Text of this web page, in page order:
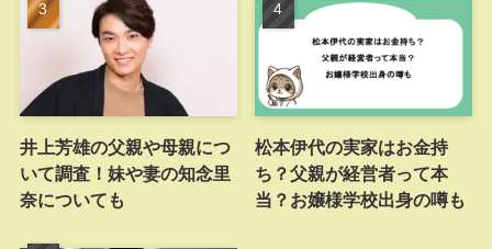
井上芳雄の父親や母親につ
いて調査！妹や妻の知念里
奈についても
松本伊代の実家はお金持
ち？父親が経営者って本
当？お嬢様学校出身の噂も